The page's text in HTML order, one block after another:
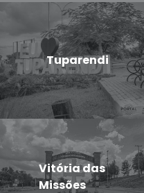
Tuparendi
Vitória das
Missões